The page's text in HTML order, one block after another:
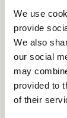
We use
provide
We also
our social
may
provided to
of their
Delen